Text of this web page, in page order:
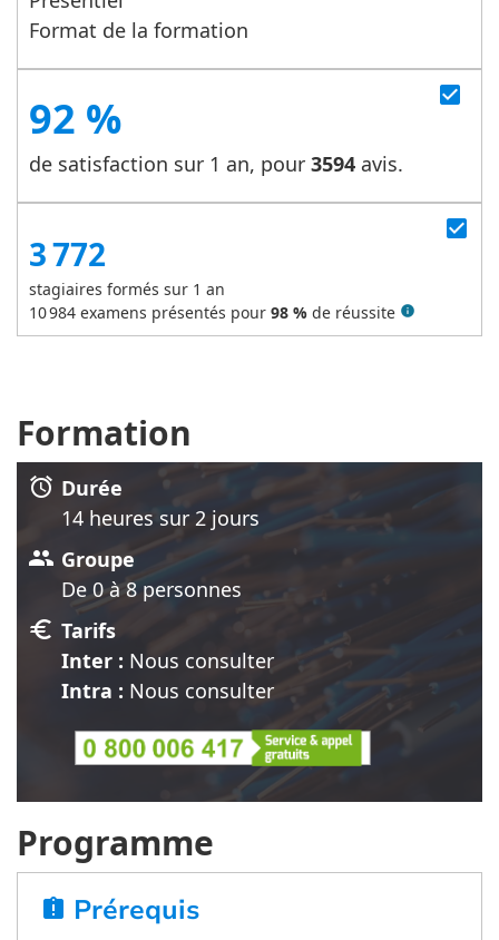
Format de la formation
92 %
de satisfaction sur 1 an, pour 3594 avis.
check_box
check_box
3 772
stagiaires formés sur 1 an
10 984 examens présentés pour 98 % de réussite info
Formation
alarm Durée
14 heures sur 2 jours
group Groupe
De 0 à 8 personnes
euro Tarifs
Inter : Nous consulter
Intra : Nous consulter
Programme
assignment_late Prérequis